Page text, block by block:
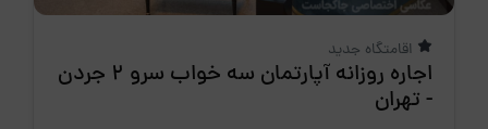
اقامتگاه جدید
اجاره روزانه آپارتمان سه خواب سرو 2 جردن
- تهران